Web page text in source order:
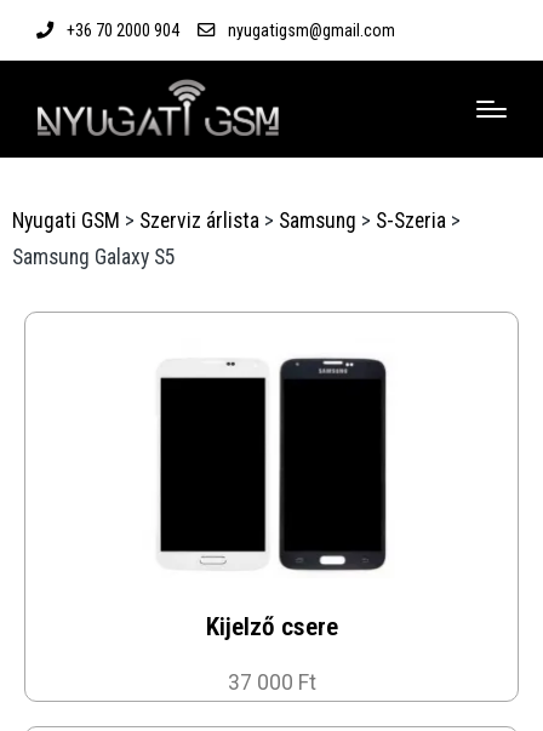
+36 70 2000 904 nyugatigsm@gmail.com
Nyugati GSM > Szerviz árlista > Samsung > S-Szeria >
Samsung Galaxy S5
Kijelző csere
37 000 Ft